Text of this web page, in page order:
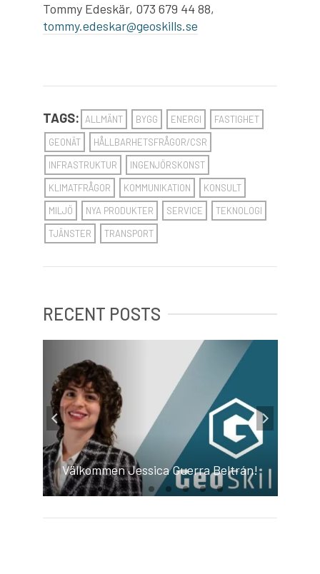
Tommy Edeskär, 073 679 44 88,
tommy.edeskar@geoskills.se
TAGS: ALLMÄNT BYGG ENERGI
FASTIGHET
GEONÄT
HÅLLBARHETSFRÅGOR/CSR
INFRASTRUKTUR
INGENJÖRSKONST
KLIMATFRÅGOR
KOMMUNIKATION
KONSULT
MILJÖ
NYA PRODUKTER SERVICE
TEKNOLOGI
TJÄNSTER
TRANSPORT
RECENT POSTS
Välkommen Jessica Guerra Beltrán!